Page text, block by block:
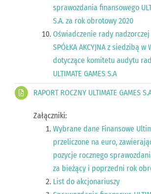
sprawozdania finansowego
S.A. za rok obrotowy 2020
Oświadczenie rady nadzorczej
SPÓŁKA AKCYJNA z siedzibą w
dotyczące komitetu audytu
ULTIMATE GAMES S.A
RAPORT ROCZNY ULTIMATE GAMES
Załączniki:
Wybrane dane Finansowe
przeliczone na euro,
pozycje rocznego
za bieżący i poprzedni rok
List do akcjonariuszy